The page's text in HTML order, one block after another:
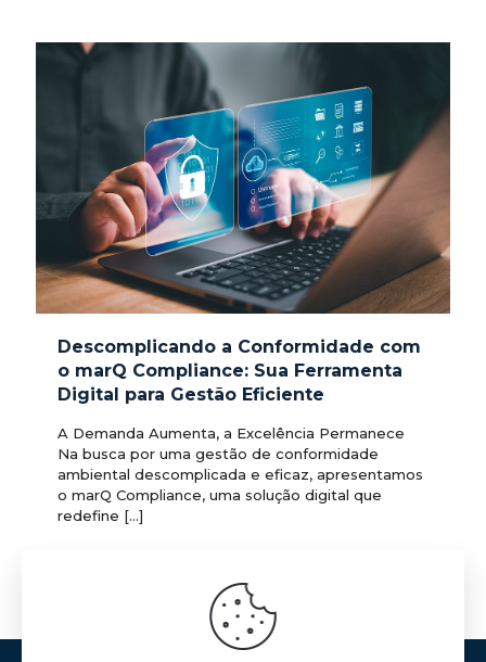
Descomplicando a Conformidade com
o marQ Compliance: Sua Ferramenta
Digital para Gestão Eficiente
A Demanda Aumenta, a Excelência Permanece
Na busca por uma gestão de conformidade
ambiental descomplicada e eficaz, apresentamos
o marQ Compliance, uma solução digital que
redefine […]